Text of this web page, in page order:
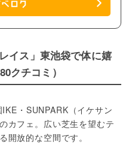
イス」東池袋で体に嬉
クチコミ）
・SUNPARK（イケサン
カフェ。広い芝生を望むテ
開放的な空間です。